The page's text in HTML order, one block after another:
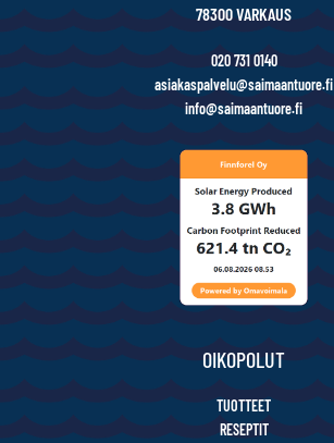
78300 VARKAUS
020 731 0140
asiakaspalvelu@saimaantuore.fi
info@saimaantuore.fi
OIKOPOLUT
TUOTTEET
RESEPTIT